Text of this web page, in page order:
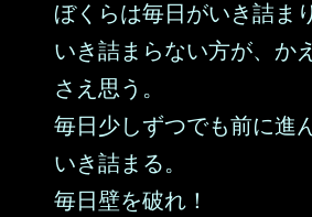
ぼくらは毎日がいき詰ま
いき詰まらない方が、か
さえ思う。
毎日少しずつでも前に進
いき詰まる。
毎日壁を破れ！